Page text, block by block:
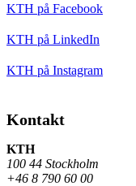
KTH på Facebook
KTH på LinkedIn
KTH på Instagram
Kontakt
KTH
100 44 Stockholm
+46 8 790 60 00